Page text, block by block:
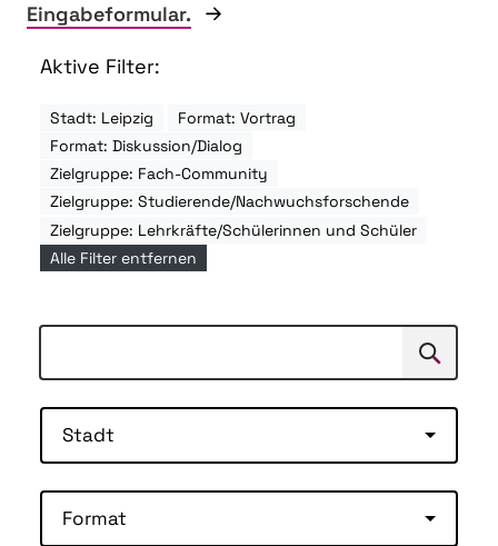
Eingabeformular.
Aktive Filter:
Stadt: Leipzig
Format: Vortrag
Format: Diskussion/Dialog
Zielgruppe: Fach-Community
Zielgruppe: Studierende/Nachwuchsforschende
Zielgruppe: Lehrkräfte/Schülerinnen und Schüler
Alle Filter entfernen
Suchen
Stadt
Format